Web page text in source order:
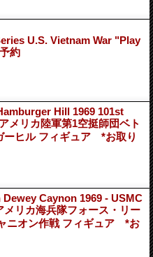
U.S. Vietnam War "Play
約
Hill 1969 101st
メリカ陸軍第1空挺師団ベト
ーヒル フィギュア *お取り
Caynon 1969 - USMC
リカ海兵隊フォース・リー
ニオン作戦 フィギュア *お